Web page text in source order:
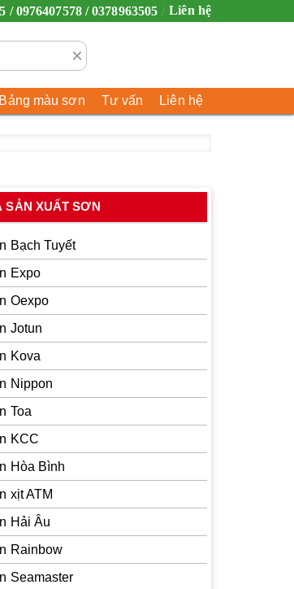
/ 0976407578 / 0378963505 Liên hệ
×
Bảng màu sơn Tư vấn Liên hệ
SẢN XUẤT SƠN
Bạch Tuyết
Expo
Oexpo
Jotun
Kova
Nippon
Toa
KCC
Hòa Bình
xịt ATM
Hải Âu
Rainbow
Seamaster